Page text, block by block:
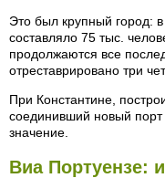
Это был крупный город:
составляло 75 тыс.
продолжаются все
отреставрировано три
При Константине,
соединивший новый
значение.
Виа Портуензе: